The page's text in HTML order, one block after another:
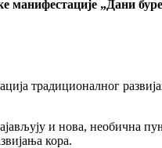
„Дани
традиционалног
и нова, необична
кора.